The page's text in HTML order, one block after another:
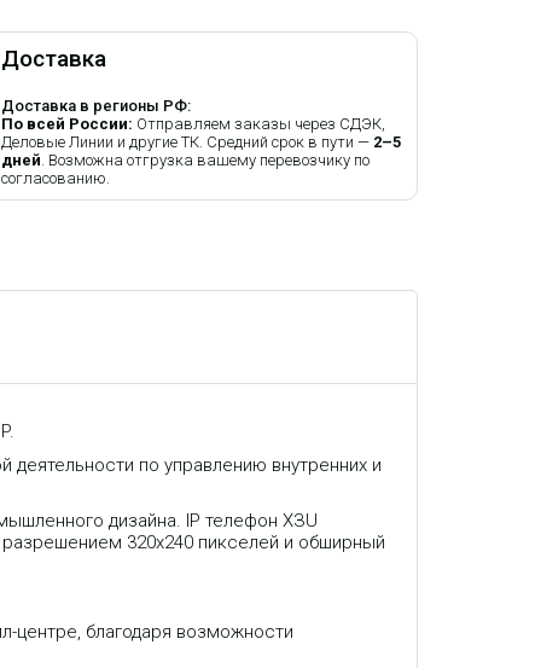
Доставка
Доставка в регионы РФ:
По всей России: Отправляем заказы через СДЭК,
Деловые Линии и другие ТК. Средний срок в пути — 2–5
дней. Возможна отгрузка вашему перевозчику по
согласованию.
по управлению внутренних и
дизайна. IP телефон ХЗU
320x240 пикселей и обширный
центре, благодаря возможности